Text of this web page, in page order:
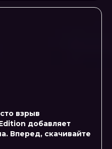
взрыв
добавляет
Вперед, скачивайте